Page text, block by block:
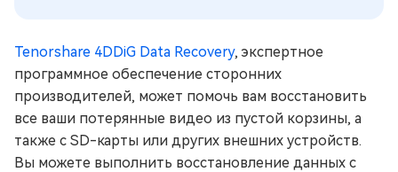
Tenorshare 4DDiG Data Recovery, экспертное
программное обеспечение сторонних
производителей, может помочь вам восстановить
все ваши потерянные видео из пустой корзины, а
также с SD-карты или других внешних устройств.
Вы можете выполнить восстановление данных с